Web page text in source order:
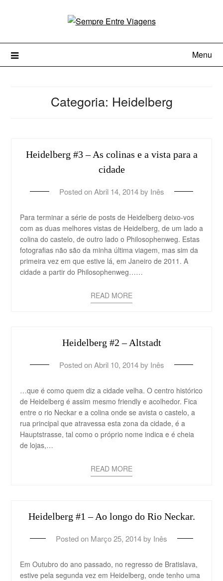
Menu
Categoria: Heidelberg
Heidelberg #3 – As colinas e a vista para a
cidade
Posted onAbril 14, 2014by Inês
Para terminar a série de posts de Heidelberg deixo-vos
com as duas melhores vistas de Heidelberg, de um lado a
colina do castelo, de outro lado o Philosophenweg. Estas
fotografias não são da minha última viagem, mas sim da
primeira vez em que estive lá, em Janeiro de 2011. A
cidade a partir do Philosophenweg……
READ MORE
Heidelberg #2 – Altstadt
Posted onAbril 10, 2014by Inês
…que é como quem diz a cidade velha. O centro histórico
de Heidelberg é assim mesmo friendly e acolhedor. Fica
entre o rio Neckar e a colina onde se avista o castelo, a
rua principal que atravessa esta zona da cidade, é a
Hauptstrasse, tal como o próprio nome indica e é cheia
de lojas,…
READ MORE
Heidelberg #1 – Ao longo do Rio Neckar.
Posted on Março 25, 2014 by Inês
Em Outubro do ano passado, no regresso de Bratislava,
estive pela segunda vez em Heidelberg, onde tenho uma